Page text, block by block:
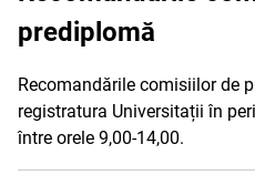
prediplomă
Recomandările comisiilor de
registratura Universitații în
între orele 9,00-14,00.